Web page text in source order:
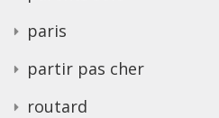
paris
partir pas cher
routard